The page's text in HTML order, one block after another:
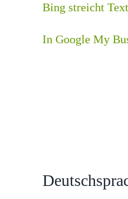
Bing streicht
In Google My